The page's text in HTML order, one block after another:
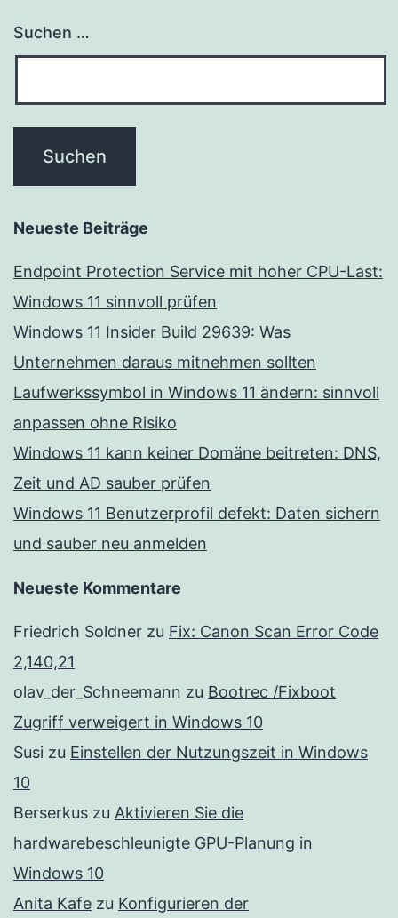
Suchen …
Neueste Beiträge
Endpoint Protection Service mit hoher CPU-Last:
Windows 11 sinnvoll prüfen
Windows 11 Insider Build 29639: Was
Unternehmen daraus mitnehmen sollten
Laufwerkssymbol in Windows 11 ändern: sinnvoll
anpassen ohne Risiko
Windows 11 kann keiner Domäne beitreten: DNS,
Zeit und AD sauber prüfen
Windows 11 Benutzerprofil defekt: Daten sichern
und sauber neu anmelden
Neueste Kommentare
Friedrich Soldner zu Fix: Canon Scan Error Code
2,140,21
olav_der_Schneemann zu Bootrec /Fixboot
Zugriff verweigert in Windows 10
Susi zu Einstellen der Nutzungszeit in Windows
10
Berserkus zu Aktivieren Sie die
hardwarebeschleunigte GPU-Planung in
Windows 10
Anita Kafe zu Konfigurieren der